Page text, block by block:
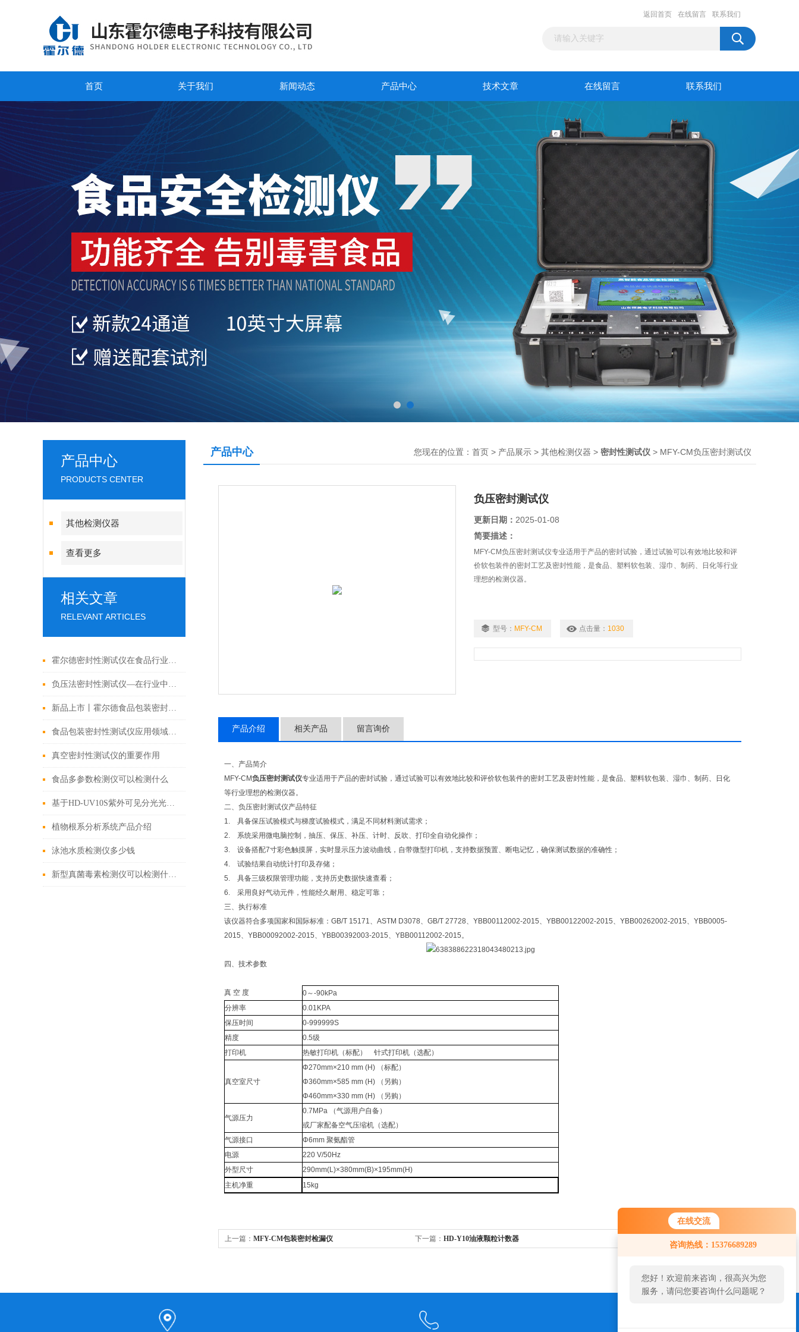
在线交流
咨询热线：15376689289
您好！欢迎前来咨询，很高兴为您
服务，请问您要咨询什么问题呢？
返回首页 在线留言 联系我们
首页 关于我们 新闻动态 产品中心 技术文章 在线留言 联系我们
产品中心
PRODUCTS CENTER
其他检测仪器
查看更多
相关文章
RELEVANT ARTICLES
霍尔德密封性测试仪在食品行业中的应用
负压法密封性测试仪—在行业中存在的重要意义
新品上市丨霍尔德食品包装密封性测试仪多款型号介绍
食品包装密封性测试仪应用领域广泛
真空密封性测试仪的重要作用
食品多参数检测仪可以检测什么
基于HD-UV10S紫外可见分光光度计的甲醛定量测定性能评估
植物根系分析系统产品介绍
泳池水质检测仪多少钱
新型真菌毒素检测仪可以检测什么（2022市场上好用的真菌毒素检测仪）
产品中心 您现在的位置： 首页 > 产品展示 > 其他检测仪器 > 密封性测试仪 > MFY-CM负压密封测试仪
负压密封测试仪
更新日期： 2025-01-08
简要描述：
MFY-CM负压密封测试仪专业适用于产品的密封试验，通过试验可以有效地比较和评
价软包装件的密封工艺及密封性能，是食品、塑料软包装、湿巾、制药、日化等行业
理想的检测仪器。
型号： MFY-CM 点击量： 1030
产品介绍 相关产品 留言询价
一、产品简介
MFY-CM负压密封测试仪专业适用于产品的密封试验，通过试验可以有效地比较和评价软包装件的密封工艺及密封性能，是食品、塑料软包装、湿巾、制药、日化
等行业理想的检测仪器。
二、负压密封测试仪产品特征
1. 具备保压试验模式与梯度试验模式，满足不同材料测试需求；
2. 系统采用微电脑控制，抽压、保压、补压、计时、反吹、打印全自动化操作；
3. 设备搭配7寸彩色触摸屏，实时显示压力波动曲线，自带微型打印机，支持数据预置、断电记忆，确保测试数据的准确性；
4. 试验结果自动统计打印及存储；
5. 具备三级权限管理功能，支持历史数据快速查看；
6. 采用良好气动元件，性能经久耐用、稳定可靠；
三、执行标准
该仪器符合多项国家和国际标准：GB/T 15171、ASTM D3078、GB/T 27728、YBB00112002-2015、YBB00122002-2015、YBB00262002-2015、YBB0005-
2015、YBB00092002-2015、YBB00392003-2015、YBB00112002-2015。
四、技术参数
真 空 度
0～-90kPa
分辨率
0.01KPA
保压时间
0-999999S
精度
0.5级
打印机
热敏打印机（标配） 针式打印机（选配）
真空室尺寸
Φ270mm×210 mm (H) （标配）
Φ360mm×585 mm (H) （另购）
Φ460mm×330 mm (H) （另购）
气源压力
0.7MPa （气源用户自备）
或厂家配备空气压缩机（选配）
气源接口
Φ6mm 聚氨酯管
电源
220 V/50Hz
外型尺寸
290mm(L)×380mm(B)×195mm(H)
主机净重
15kg
上一篇： MFY-CM包装密封检漏仪 下一篇： HD-Y10油液颗粒计数器 返回列表>>